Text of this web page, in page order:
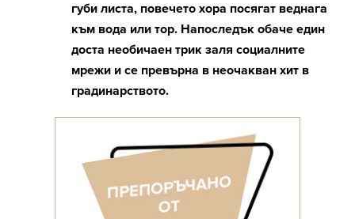
губи листа, повечето хора посягат веднага
към вода или тор. Напоследък обаче един
доста необичаен трик заля социалните
мрежи и се превърна в неочакван хит в
градинарството.